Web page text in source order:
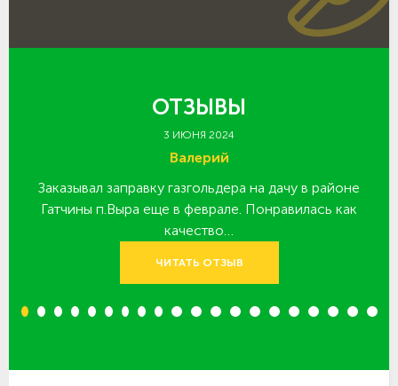
ОТЗЫВЫ
3 ИЮНЯ 2024
Валерий
Заказывал заправку газгольдера на дачу в районе
Гатчины п.Выра еще в феврале. Понравилась как
качество…
ЧИТАТЬ ОТЗЫВ
1 2 3 4 5 6 7 8 9 10 11 12 13 14 15 16 17 18 19 20